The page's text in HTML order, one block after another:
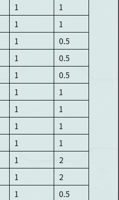
1
1
1
1
1
0.5
1
0.5
1
0.5
1
1
1
1
1
1
1
1
1
2
1
2
1
0.5